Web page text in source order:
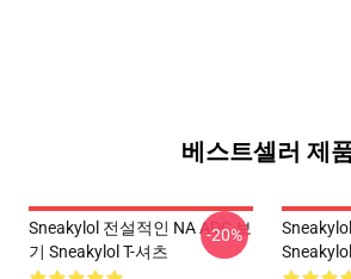
베스트셀러 제
Sneakylol 전설적인 NA ADC 보
기 Sneakylol T-셔츠
-20%